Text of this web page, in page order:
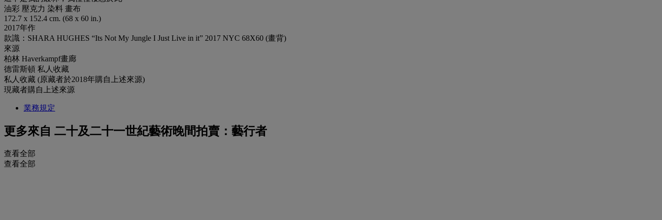
油彩 壓克力 染料 畫布
172.7 x 152.4 cm. (68 x 60 in.)
2017年作
款識：SHARA HUGHES “Its Not My Jungle I Just Live in it” 2017 NYC 68X60 (畫背)
來源
柏林 Haverkampf畫廊
德雷斯頓 私人收藏
私人收藏 (原藏者於2018年購自上述來源)
現藏者購自上述來源
業務規定
更多來自 二十及二十一世紀藝術晚間拍賣：藝行者
查看全部
查看全部